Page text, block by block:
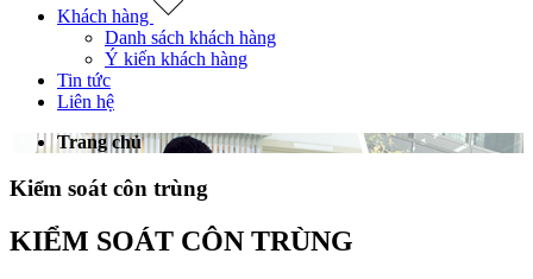
Khách hàng
Danh sách khách hàng
Ý kiến khách hàng
Tin tức
Liên hệ
Trang chủ
Kiểm soát côn trùng
KIỂM SOÁT CÔN TRÙNG